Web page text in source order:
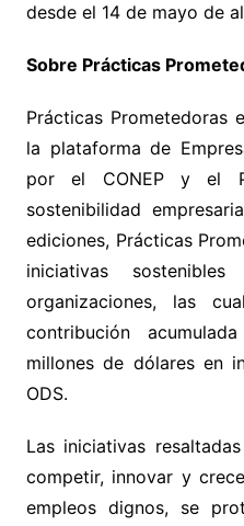
desde el 14 de mayo de
Sobre Prácticas
Prácticas Prometedoras
la plataforma de
por el CONEP y el
sostenibilidad
ediciones, Prácticas
iniciativas
organizaciones, las
contribución
millones de dólares en
ODS.
Las iniciativas
competir, innovar y
empleos dignos, se